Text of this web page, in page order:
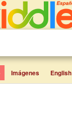
Imágenes English